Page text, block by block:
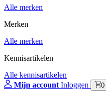
Alle merken
Merken
Alle merken
Kennisartikelen
Alle kennisartikelen
Mijn account Inloggen 0